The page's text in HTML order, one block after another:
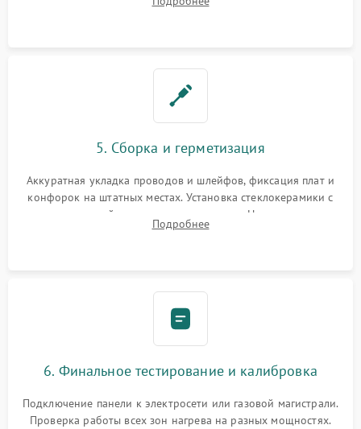
дорожек. Очистка контактов и замена поврежденной
5. Сборка и герметизация
Аккуратная укладка проводов и шлейфов, фиксация плат и
конфорок на штатных местах. Установка стеклокерамики с
проверкой равномерности зазоров. Нанесение
термостойкого герметика или укладка уплотнительной
Подробнее
6. Финальное тестирование и калибровка
Подключение панели к электросети или газовой магистрали.
Проверка работы всех зон нагрева на разных мощностях.